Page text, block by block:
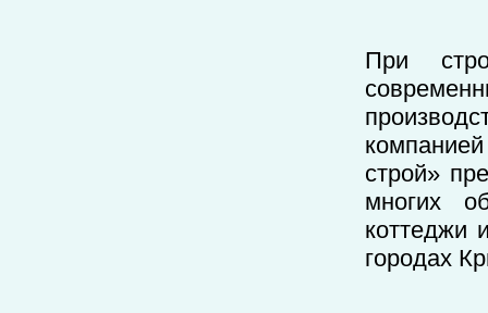
При
строй»
многих
коттеджи
городах